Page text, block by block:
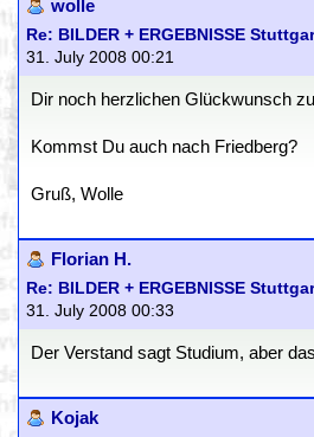
wolle
Re: BILDER + ERGEBNISSE
31. July 2008 00:21
Dir noch herzlichen Glückwunsch
Kommst Du auch nach Friedberg?
Gruß, Wolle
Florian H.
Re: BILDER + ERGEBNISSE
31. July 2008 00:33
Der Verstand sagt Studium, aber
Kojak